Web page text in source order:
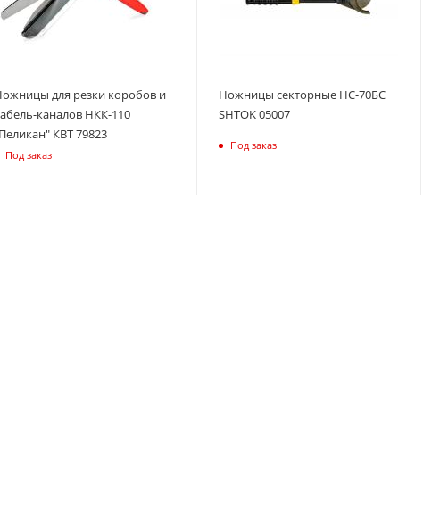
для резки коробов и
каналов НКК-110
КВТ 79823
Под заказ
Ножницы секторные НС-70БС
SHTOK 05007
Под заказ